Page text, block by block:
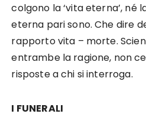
colgono la ‘vita eterna’, né
eterna pari sono. Che dire
rapporto vita – morte.
entrambe la ragione, non
risposte a chi si interroga.
I FUNERALI